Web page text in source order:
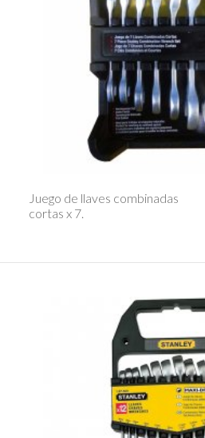
Ver Detalle
Juego de llaves combinadas
cortas x 7.